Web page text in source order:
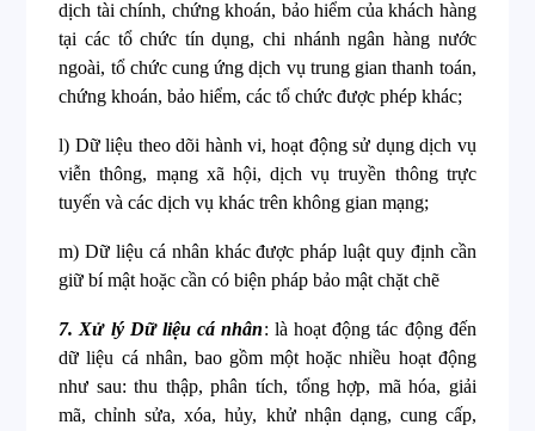
dịch tài chính, chứng khoán, bảo hiểm của khách hàng
tại các tổ chức tín dụng, chi nhánh ngân hàng nước
ngoài, tổ chức cung ứng dịch vụ trung gian thanh toán,
chứng khoán, bảo hiểm, các tổ chức được phép khác;
l) Dữ liệu theo dõi hành vi, hoạt động sử dụng dịch vụ
viễn thông, mạng xã hội, dịch vụ truyền thông trực
tuyến và các dịch vụ khác trên không gian mạng;
m) Dữ liệu cá nhân khác được pháp luật quy định cần
giữ bí mật hoặc cần có biện pháp bảo mật chặt chẽ
7. Xử lý Dữ liệu cá nhân: là hoạt động tác động đến
dữ liệu cá nhân, bao gồm một hoặc nhiều hoạt động
như sau: thu thập, phân tích, tổng hợp, mã hóa, giải
mã, chỉnh sửa, xóa, hủy, khử nhận dạng, cung cấp,